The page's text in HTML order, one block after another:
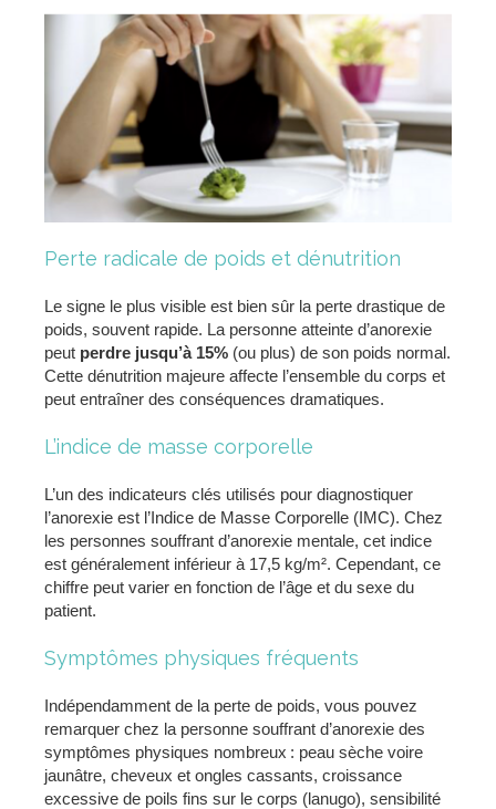
Perte radicale de poids et dénutrition
Le signe le plus visible est bien sûr la perte drastique de
poids, souvent rapide. La personne atteinte d’anorexie
peut perdre jusqu’à 15% (ou plus) de son poids normal.
Cette dénutrition majeure affecte l’ensemble du corps et
peut entraîner des conséquences dramatiques.
L’indice de masse corporelle
L’un des indicateurs clés utilisés pour diagnostiquer
l’anorexie est l’Indice de Masse Corporelle (IMC). Chez
les personnes souffrant d’anorexie mentale, cet indice
est généralement inférieur à 17,5 kg/m². Cependant, ce
chiffre peut varier en fonction de l’âge et du sexe du
patient.
Symptômes physiques fréquents
Indépendamment de la perte de poids, vous pouvez
remarquer chez la personne souffrant d’anorexie des
symptômes physiques nombreux : peau sèche voire
jaunâtre, cheveux et ongles cassants, croissance
excessive de poils fins sur le corps (lanugo), sensibilité